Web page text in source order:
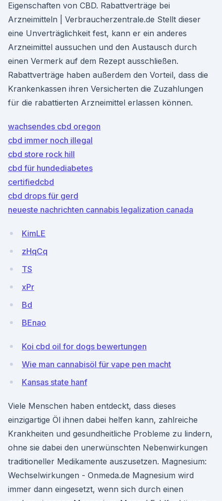
Eigenschaften von CBD. Rabattverträge bei
Arzneimitteln | Verbraucherzentrale.de Stellt dieser
eine Unverträglichkeit fest, kann er ein anderes
Arzneimittel aussuchen und den Austausch durch
einen Vermerk auf dem Rezept ausschließen.
Rabattverträge haben außerdem den Vorteil, dass die
Krankenkassen ihren Versicherten die Zuzahlungen
für die rabattierten Arzneimittel erlassen können.
wachsendes cbd oregon
cbd immer noch illegal
cbd store rock hill
cbd für hundediabetes
certifiedcbd
cbd drops für gerd
neueste nachrichten cannabis legalization canada
KimLE
zHqCq
TS
xPr
Bd
BEnao
Koi cbd oil for dogs bewertungen
Wie man cannabisöl für vape pen macht
Kansas state hanf
Viele Menschen haben entdeckt, dass dieses
einzigartige Öl ihnen dabei helfen kann, zahlreiche
Krankheiten und gesundheitliche Probleme zu lindern,
ohne sie dabei den unerwünschten Nebenwirkungen
traditioneller Medikamente auszusetzen. Magnesium:
Wechselwirkungen - Onmeda.de Magnesium wird
immer dann eingesetzt, wenn sich durch einen